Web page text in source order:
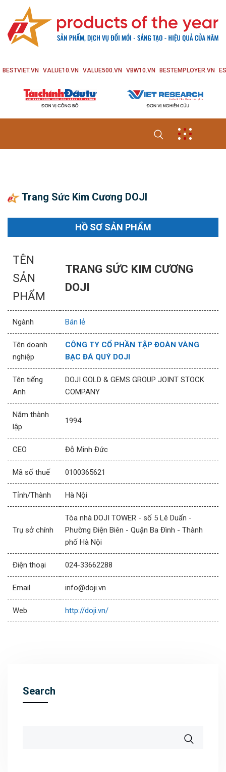
BESTVIET.VN VALUE10.VN VALUE500.VN VBW10.VN BESTEMPLOYER.VN
Trang Sức Kim Cương DOJI
HỒ SƠ SẢN PHẨM
TÊN
SẢN
PHẨM
TRANG SỨC KIM CƯƠNG
DOJI
Ngành Bán lẻ
Tên doanh
nghiệp
CÔNG TY CỔ PHẦN TẬP ĐOÀN VÀNG
BẠC ĐÁ QUÝ DOJI
Tên tiếng
Anh
DOJI GOLD & GEMS GROUP JOINT STOCK
COMPANY
Năm thành
lập
1994
CEO Đỗ Minh Đức
Mã số thuế 0100365621
Tỉnh/Thành Hà Nội
Trụ sở chính
Tòa nhà DOJI TOWER - số 5 Lê Duẩn -
Phường Điện Biên - Quận Ba Đình - Thành
phố Hà Nội
Điện thoại 024-33662288
Email info@doji.vn
Web http://doji.vn/
Search